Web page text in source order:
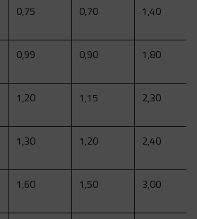
0,75 0,70 1,40
0,99 0,90 1,80
1,20 1,15 2,30
1,30 1,20 2,40
1,60 1,50 3,00